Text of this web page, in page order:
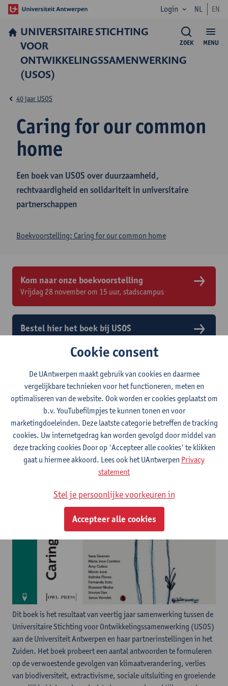
Login NL EN
UNIVERSITAIRE STICHTING
VOOR
ONTWIKKELINGSSAMENWERKING
(USOS)
MENU
ZOEK
Caring for our common
home
Een boek van USOS over duurzaamheid,
rechtvaardigheid en solidariteit in universitaire
partnerschappen
40 jaar USOS
Boekvoorstelling: Caring for our common home
Kom naar onze boekvoorstelling
Vrijdag 28 november om 15 uur, stadscampus
Bestel hier het boek bij USOS
Dit boek is het resultaat van veertig jaar samenwerking tussen de
Universitaire Stichting voor Ontwikkelingssamenwerking (USOS)
aan de Universiteit Antwerpen en haar partnerinstellingen in het
Zuiden. Het boek probeert een aantal antwoorden te formuleren
op de verwoestende gevolgen van klimaatverandering, verlies
van biodiversiteit, extractivisme, sociale uitsluiting en groeiende
Cookie consent
De UAntwerpen maakt gebruik van cookies en daarmee
vergelijkbare technieken voor het functioneren, meten en
optimaliseren van de website. Ook worden er cookies geplaatst om
b.v. YouTubefilmpjes te kunnen tonen en voor
marketingdoeleinden. Deze laatste categorie betreffen de tracking
cookies. Uw internetgedrag kan worden gevolgd door middel van
deze tracking cookies Door op 'Accepteer alle cookies' te klikken
gaat u hiermee akkoord. Lees ook het UAntwerpen Privacy
statement
Stel je persoonlijke voorkeuren in
Accepteer alle cookies